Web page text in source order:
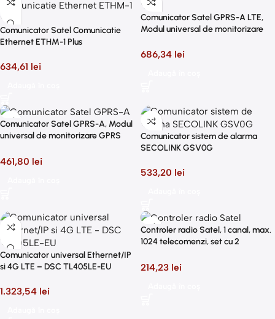
Comunicator Satel Comunicatie
Ethernet ETHM-1 Plus
634,61 lei
Comunicator Satel GPRS-A LTE,
Modul universal de monitorizare
Antena externa cu conexiune
686,34 lei
Comunicator Satel GPRS-A, Modul
universal de monitorizare GPRS
SMA, inclusa
461,80 lei
Comunicator sistem de alarma
SECOLINK GSV0G
533,20 lei
Comunicator universal Ethernet/IP
si 4G LTE – DSC TL405LE-EU
1.323,54 lei
Controler radio Satel, 1 canal, max.
1024 telecomenzi, set cu 2
214,23 lei